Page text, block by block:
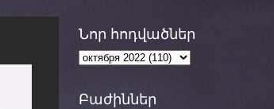
Նոր հոդվածներ
Բաժիններ